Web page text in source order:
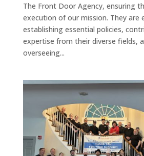
The Front Door Agency, ensuring
execution of our mission. They are
establishing essential policies,
expertise from their diverse fields,
overseeing...